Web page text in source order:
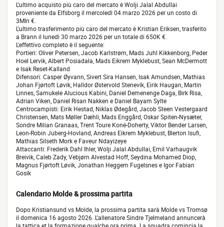
L'ultimo acquisto più caro del mercato è Wolji Jalal Abdullai
proveniente da Elfsborg il mercoledì 04 marzo 2026 per un costo di
3Mln €.
L'ultimo trasferimento più caro del mercato è Kristian Eriksen, trasferito
a Brann il lunedì 30 marzo 2026 per un totale di 650K €.
L'effettivo completo è il seguente:
Portieri: Oliver Petersen, Jacob Karlstrøm, Mads Juhl Kikkenborg, Peder
Hoel Lervik, Albert Posiadała, Mads Eikrem Myklebust, Sean McDermott
e Isak Reset-Kalland
Difensori: Casper Øyvann, Sivert Sira Hansen, Isak Amundsen, Mathias
Johan Fjørtoft Løvik, Halldor Østervold Stenevik, Eirik Haugan, Martin
Linnes, Samukele Alucious Kabini, Daniel Demenenge Daga, Birk Risa,
Adrian Viken, Daniel Risan Nakken e Daniel Bayam Sylte
Centrocampisti: Eirik Hestad, Niklas Ødegård, Jacob Steen Vestergaard
Christensen, Mats Møller Dæhli, Mads Enggård, Oskar Spiten-Nysæter,
Sondre Milian Granaas, Trent Toure Koné-Doherty, Viktor Bender Larsen,
Leon-Robin Juberg-Hovland, Andreas Eikrem Myklebust, Blerton Isufi,
Mathias Silseth Mork e Faveur Ndayizeye
Attaccanti: Frederik Dahl Ihler, Wolji Jalal Abdullai, Emil Varhaugvik
Breivik, Caleb Zady, Vebjørn Alvestad Hoff, Seydina Mohamed Diop,
Magnus Fjørtoft Løvik, Jonathan Heggem Fugelsnes e Igor Fabian
Gosik
Calendario Molde & prossima partita
Dopo Kristiansund vs Molde, la prossima partita sarà Molde vs Tromsø
il domenica 16 agosto 2026. L'allenatore Sindre Tjelmeland annuncerà